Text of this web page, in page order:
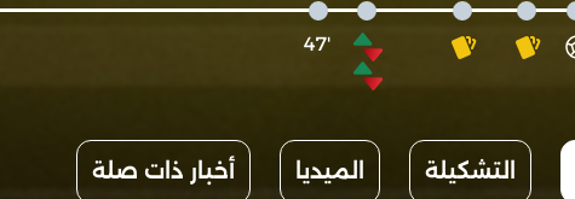
'47
التشكيلة الميديا أخبار ذات صلة